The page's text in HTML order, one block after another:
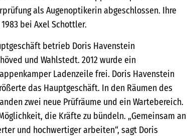
als Augenoptikerin abgeschlossen. Ihre
bei Axel Schottler.
betrieb Doris Havenstein
und Wahlstedt. 2012 wurde ein
Ladenzeile frei. Doris Havenstein
das Hauptgeschäft. In den Räumen des
zwei neue Prüfräume und ein Wartebereich.
die Kräfte zu bündeln. „Gemeinsam an
und hochwertiger arbeiten“, sagt Doris